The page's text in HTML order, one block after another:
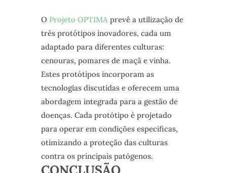
O Projeto OPTIMAprevê a utilização de
três protótipos inovadores, cada um
adaptado para diferentes culturas:
cenouras, pomares de maçã e vinha.
Estes protótipos incorporam as
tecnologias discutidas e oferecem uma
abordagem integrada para a gestão de
doenças. Cada protótipo é projetado
para operar em condições específicas,
otimizando a proteção das culturas
contra os principais patógenos.